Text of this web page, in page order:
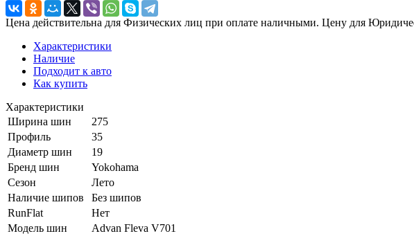
Цена действительна для Физических лиц при оплате наличными. Цену для
Характеристики
Наличие
Подходит к авто
Как купить
Характеристики
Ширина шин
275
Профиль
35
Диаметр шин
19
Бренд шин
Yokohama
Сезон
Лето
Наличие шипов
Без шипов
RunFlat
Нет
Модель шин
Advan Fleva V701